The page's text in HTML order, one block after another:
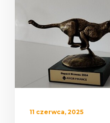
11 czerwca, 2025